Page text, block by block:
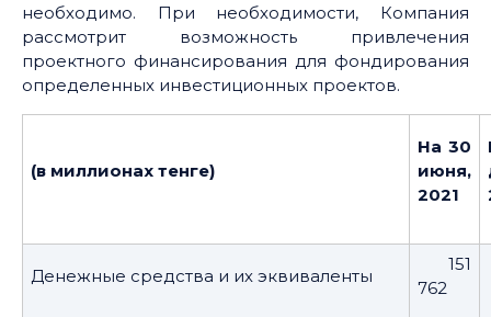
необходимо. При необходимости, Компания
рассмотрит возможность привлечения
проектного финансирования для фондирования
определенных инвестиционных проектов.
(в миллионах тенге)
На 30
июня,
2021
Денежные средства и их эквиваленты
151
762